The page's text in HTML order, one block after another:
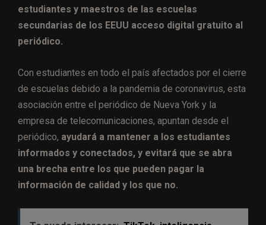
estudiantes y maestros de las escuelas
secundarias de los EEUU acceso digital gratuito al
periódico.
Con estudiantes en todo el país afectados por el cierre
de escuelas debido a la pandemia de coronavirus, esta
asociación entre el periódico de Nueva York y la
empresa de telecomunicaciones, apuntan desde el
periódico, ayudará a mantener a los estudiantes
informados y conectados, y evitará que se abra
una brecha entre los que pueden pagar la
información de calidad y los que no.